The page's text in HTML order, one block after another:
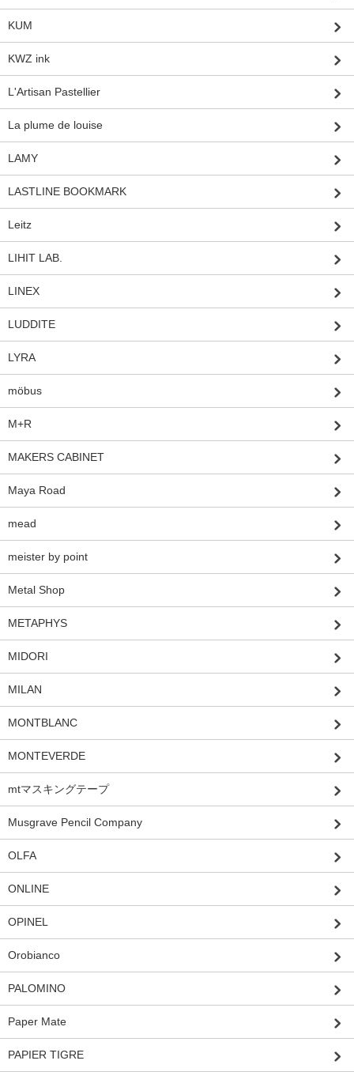
KUM
KWZ ink
L'Artisan Pastellier
La plume de louise
LAMY
LASTLINE BOOKMARK
Leitz
LIHIT LAB.
LINEX
LUDDITE
LYRA
möbus
M+R
MAKERS CABINET
Maya Road
mead
meister by point
Metal Shop
METAPHYS
MIDORI
MILAN
MONTBLANC
MONTEVERDE
mtマスキングテープ
Musgrave Pencil Company
OLFA
ONLINE
OPINEL
Orobianco
PALOMINO
Paper Mate
PAPIER TIGRE